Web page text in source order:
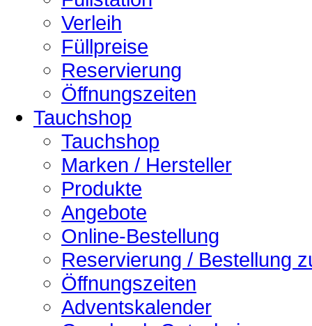
Verleih
Füllpreise
Reservierung
Öffnungszeiten
Tauchshop
Tauchshop
Marken / Hersteller
Produkte
Angebote
Online-Bestellung
Reservierung / Bestellung
Öffnungszeiten
Adventskalender